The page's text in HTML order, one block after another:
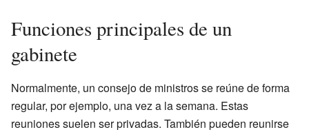
Funciones principales de un
gabinete
Normalmente, un consejo de ministros se reúne de forma
regular, por ejemplo, una vez a la semana. Estas
reuniones suelen ser privadas. También pueden reunirse